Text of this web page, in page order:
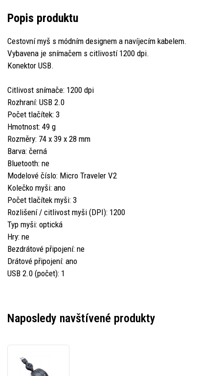
Popis produktu
Cestovní myš s módním designem a navíjecím kabelem.
Vybavena je snímačem s citlivostí 1200 dpi.
Konektor USB.
Citlivost snímače: 1200 dpi
Rozhraní: USB 2.0
Počet tlačítek: 3
Hmotnost: 49 g
Rozměry: 74 x 39 x 28 mm
Barva: černá
Bluetooth: ne
Modelové číslo: Micro Traveler V2
Kolečko myši: ano
Počet tlačítek myši: 3
Rozlišení / citlivost myši (DPI): 1200
Typ myši: optická
Hry: ne
Bezdrátové připojení: ne
Drátové připojení: ano
USB 2.0 (počet): 1
Naposledy navštívené produkty